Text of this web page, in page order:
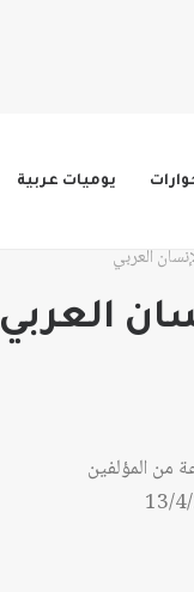
يوميات عربية
العربي
العربي
من المؤلفين
13/